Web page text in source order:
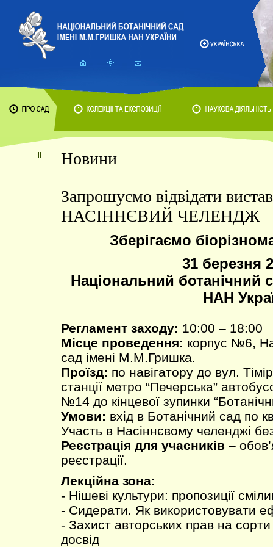
Новини
Запрошуємо відвідати
НАСІННЄВИЙ ЧЕЛЕНДЖ
Зберігаємо
31 березня
Національний ботанічний
НАН
Регламент заходу: 10:00 – 18:00
Місце проведення: корпус №6,
сад імені М.М.Гришка.
Проїзд: по навігатору до вул.
станції метро “Печерська”
№14 до кінцевої зупинки
Умови: вхід в Ботанічний сад по
Участь в Насіннєвому челенджі
Реєстрація для учасників –
реєстрації.
Лекційна зона:
- Нішеві культури: пропозиції
- Сидерати. Як використовувати
- Захист авторських прав на
досвід